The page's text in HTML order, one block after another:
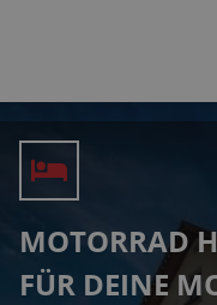
MOTORRAD
FÜR DEINE